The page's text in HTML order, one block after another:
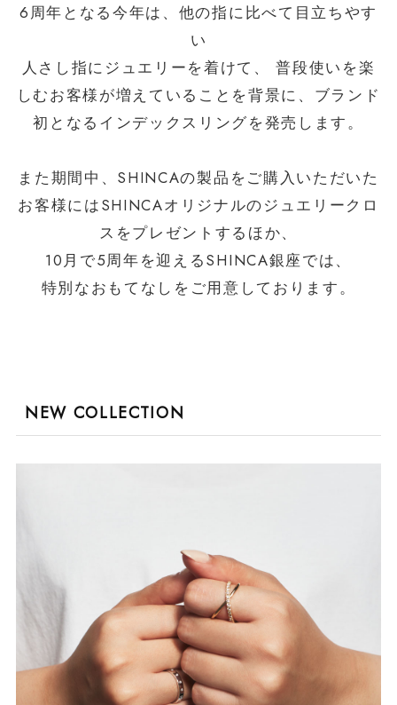
6周年となる今年は、他の指に比べて目立ちやす
い
人さし指にジュエリーを着けて、 普段使いを楽
しむお客様が増えていることを背景に、ブランド
初となるインデックスリングを発売します。
また期間中、SHINCAの製品をご購入いただいた
お客様にはSHINCAオリジナルのジュエリークロ
スをプレゼントするほか、
10月で5周年を迎えるSHINCA銀座では、
特別なおもてなしをご用意しております。
NEW COLLECTION